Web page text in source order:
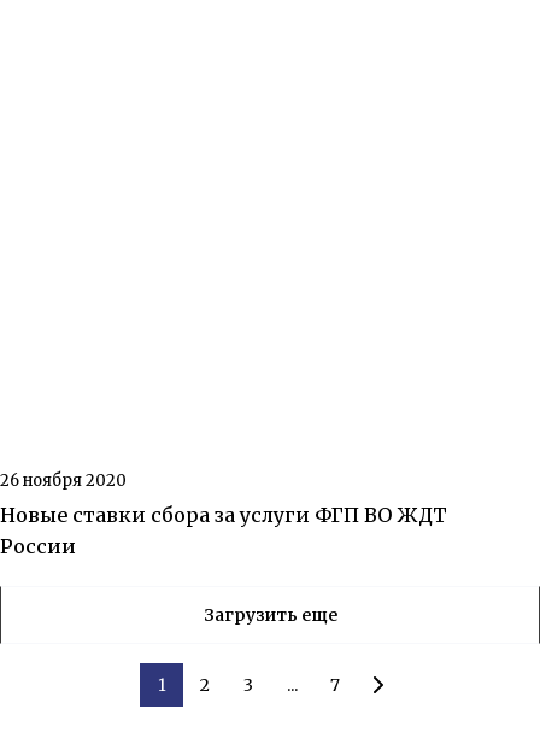
26 ноября 2020
Новые ставки сбора за услуги ФГП ВО ЖДТ
России
Загрузить еще
1 2 3 ... 7